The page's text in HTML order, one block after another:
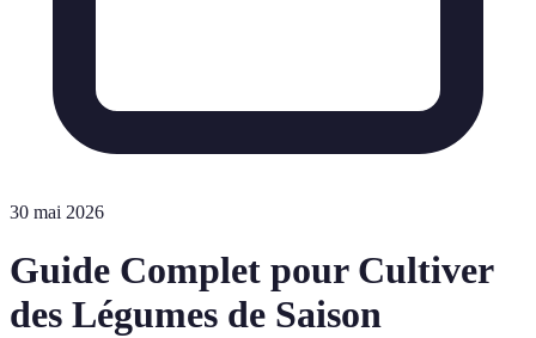
30 mai 2026
Guide Complet pour Cultiver
des Légumes de Saison